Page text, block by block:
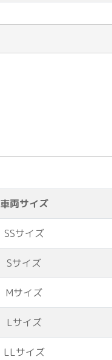
車両サイズ
SSサイズ
Sサイズ
Mサイズ
Lサイズ
LLサイズ